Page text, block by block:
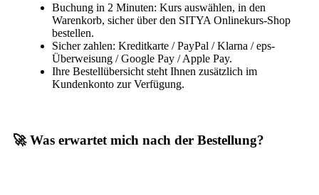
Buchung in 2 Minuten: Kurs auswählen, in den
Warenkorb, sicher über den SITYA Onlinekurs-Shop
bestellen.
Sicher zahlen: Kreditkarte / PayPal / Klarna / eps-
Überweisung / Google Pay / Apple Pay.
Ihre Bestellübersicht steht Ihnen zusätzlich im
Kundenkonto zur Verfügung.
🚀 Was erwartet mich nach der Bestellung?